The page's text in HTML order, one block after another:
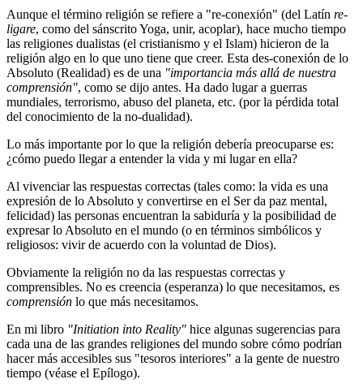
Aunque el término religión se refiere a "re-conexión" (del Latín re-
ligare, como del sánscrito Yoga, unir, acoplar), hace mucho tiempo
las religiones dualistas (el cristianismo y el Islam) hicieron de la
religión algo en lo que uno tiene que creer. Esta des-conexión de lo
Absoluto (Realidad) es de una "importancia más allá de nuestra
comprensión", como se dijo antes. Ha dado lugar a guerras
mundiales, terrorismo, abuso del planeta, etc. (por la pérdida total
del conocimiento de la no-dualidad).
Lo más importante por lo que la religión debería preocuparse es:
¿cómo puedo llegar a entender la vida y mi lugar en ella?
Al vivenciar las respuestas correctas (tales como: la vida es una
expresión de lo Absoluto y convertirse en el Ser da paz mental,
felicidad) las personas encuentran la sabiduría y la posibilidad de
expresar lo Absoluto en el mundo (o en términos simbólicos y
religiosos: vivir de acuerdo con la voluntad de Dios).
Obviamente la religión no da las respuestas correctas y
comprensibles. No es creencia (esperanza) lo que necesitamos, es
comprensión lo que más necesitamos.
En mi libro "Initiation into Reality" hice algunas sugerencias para
cada una de las grandes religiones del mundo sobre cómo podrían
hacer más accesibles sus "tesoros interiores" a la gente de nuestro
tiempo (véase el Epílogo).